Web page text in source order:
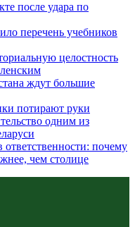
после удара по
перечень учебников
целостность
ждут большие
потирают руки
одним из
почему
чем столице